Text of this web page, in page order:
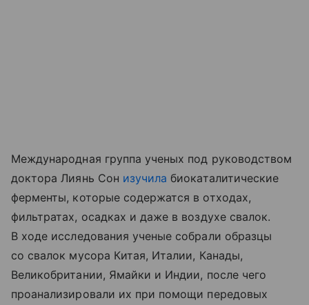
Международная группа ученых под руководством
доктора Лиянь Сон изучила биокаталитические
ферменты, которые содержатся в отходах,
фильтратах, осадках и даже в воздухе свалок.
В ходе исследования ученые собрали образцы
со свалок мусора Китая, Италии, Канады,
Великобритании, Ямайки и Индии, после чего
проанализировали их при помощи передовых